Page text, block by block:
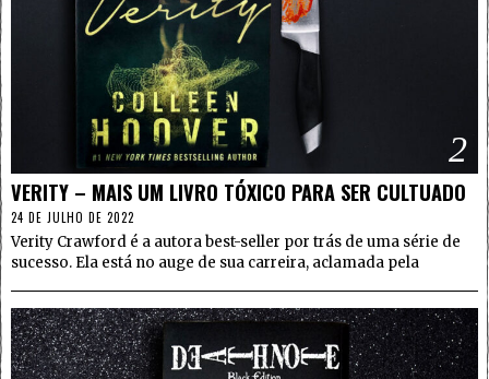
2
VERITY – MAIS UM LIVRO TÓXICO PARA SER CULTUADO
24 DE JULHO DE 2022
Verity Crawford é a autora best-seller por trás de uma série de
sucesso. Ela está no auge de sua carreira, aclamada pela